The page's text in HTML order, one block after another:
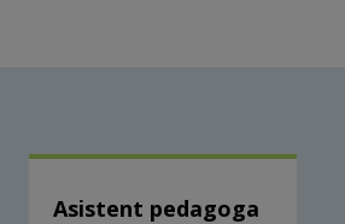
Asistent pedagoga